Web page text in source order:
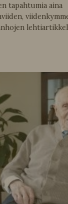
tapahtumia aina